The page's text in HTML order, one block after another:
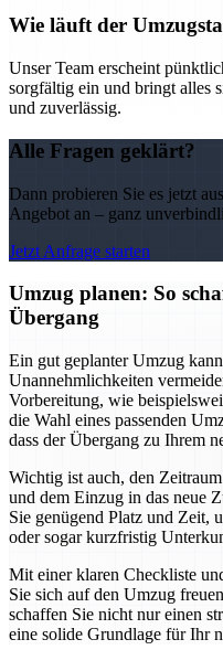
Wie läuft der
Unser Team erscheint
sorgfältig ein und bringt alles
und zuverlässig.
Alle Fragen geklärt?
Dann probieren Sie es jetzt
Angebot an – ganz
Jetzt Anfrage starten
Umzug planen: So
Übergang
Ein gut geplanter Umzug
Unannehmlichkeiten
Vorbereitung, wie
die Wahl eines passenden
dass der Übergang zu Ihrem
Wichtig ist auch, den
und dem Einzug in das neue
Sie genügend Platz und Zeit,
oder sogar kurzfristig
Mit einer klaren Checkliste
Sie sich auf den Umzug
schaffen Sie nicht nur einen
eine solide Grundlage für Ihr